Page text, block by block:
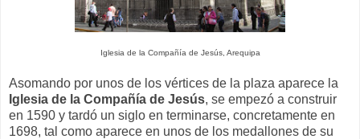
Iglesia de la Compañía de Jesús, Arequipa
Asomando por unos de los vértices de la plaza aparece la
Iglesia de la Compañía de Jesús, se empezó a construir
en 1590 y tardó un siglo en terminarse, concretamente en
1698, tal como aparece en unos de los medallones de su